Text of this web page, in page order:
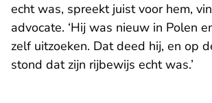
echt was, spreekt juist voor hem,
advocate. ‘Hij was nieuw in Polen
zelf uitzoeken. Dat deed hij, en op
stond dat zijn rijbewijs echt was.’